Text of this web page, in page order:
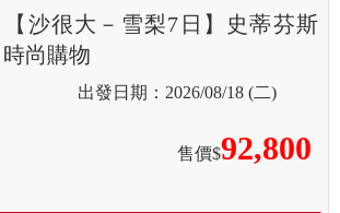
【沙很大－雪梨7日】史蒂芬斯
尚購物
2026/08/18 (二)
售價$92,800